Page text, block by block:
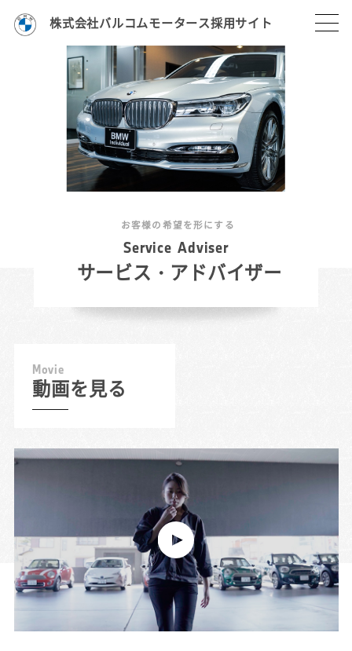
株式会社バルコムモータース採用サイト
Service Adviser
サービス・アドバイザー
お客様の希望を形にする
Movie
動画を見る